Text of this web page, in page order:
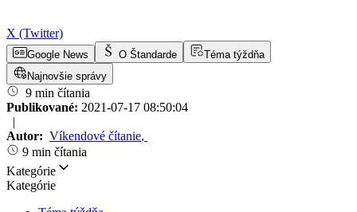
X (Twitter)
Google News O Štandarde
Téma týždňa
Najnovšie správy
9 min čítania
Publikované: 2021-07-17 08:50:04
|
Autor: Víkendové čítanie,
9 min čítania
Kategórie
Kategórie